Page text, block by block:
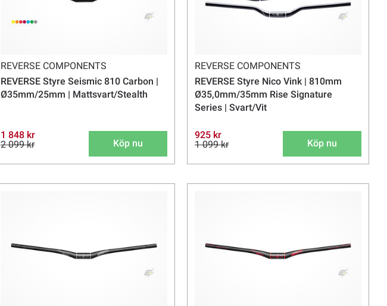
REVERSE COMPONENTS
REVERSE Styre Seismic 810 Carbon |
Ø35mm/25mm | Mattsvart/Stealth
1 848 kr
2 099 kr
Köp nu
REVERSE COMPONENTS
REVERSE Styre Nico Vink | 810mm
Ø35,0mm/35mm Rise Signature
Series | Svart/Vit
925 kr
1 099 kr
Köp nu